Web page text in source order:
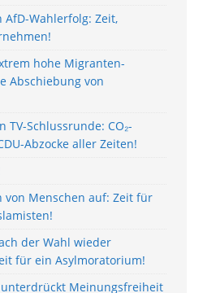
Wahlerfolg: Zeit,
hohe Migranten-
Abschiebung von
Schlussrunde: CO₂-
Abzocke aller Zeiten!
von Menschen auf: Zeit für
der Wahl wieder
für ein Asylmoratorium!
unterdrückt Meinungsfreiheit